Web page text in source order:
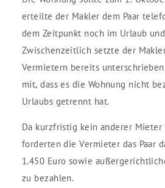
erteilte der Makler dem Paar
dem Zeitpunkt noch im Urlaub
Zwischenzeitlich setzte der
Vermietern bereits
mit, dass es die Wohnung nicht
Urlaubs getrennt hat.
Da kurzfristig kein anderer
forderten die Vermieter das Paar
1.450 Euro sowie
zu bezahlen.